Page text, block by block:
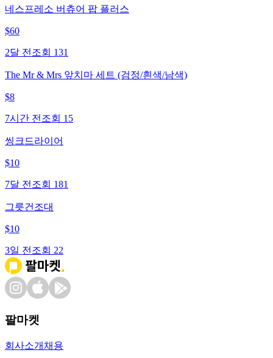
네스프레소 버츄어 팝 플러스
$60
2달 전 조회 131
The Mr & Mrs 앞치마 세트 (검정/흰색/남색)
$8
7시간 전 조회 15
씽크드라이어
$10
7달 전 조회 181
그릇건조대
$10
3일 전 조회 22
팔마켓
회사소개 채용